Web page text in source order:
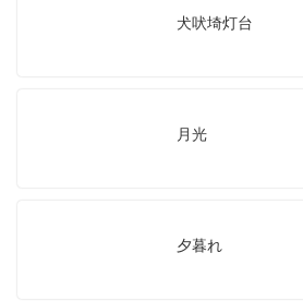
犬吠埼灯台
月光
夕暮れ